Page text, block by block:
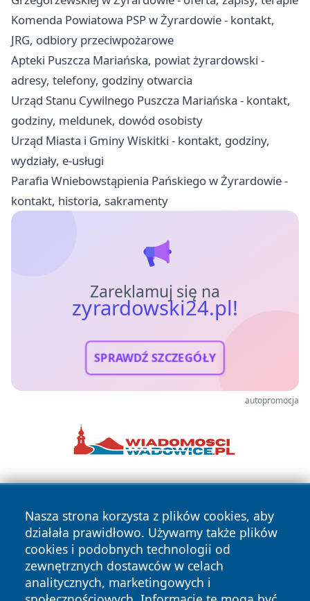
Komenda Powiatowa PSP w Żyrardowie - kontakt,
JRG, odbiory przeciwpożarowe
Apteki Puszcza Mariańska, powiat żyrardowski -
adresy, telefony, godziny otwarcia
Urząd Stanu Cywilnego Puszcza Mariańska - kontakt,
godziny, meldunek, dowód osobisty
Urząd Miasta i Gminy Wiskitki - kontakt, godziny,
wydziały, e-usługi
Parafia Wniebowstąpienia Pańskiego w Żyrardowie -
kontakt, historia, sakramenty
Zareklamuj się na
zyrardowski24.pl!
SPRAWDŹ SZCZEGÓŁY
autopromocja
Nasza strona korzysta z plików cookies, aby
działała prawidłowo. Używamy także plików
cookies i podobnych technologii od
zewnętrznych dostawców w celach
analitycznych, marketingowych i
Copyright © 2026 zyrardowski24.pl Wszystkie prawa
zastrzeżone.